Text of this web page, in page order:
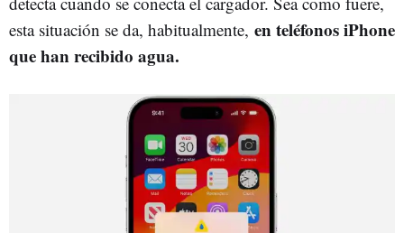
esta situación se da, habitualmente, en teléfonos iPhone
que han recibido agua.